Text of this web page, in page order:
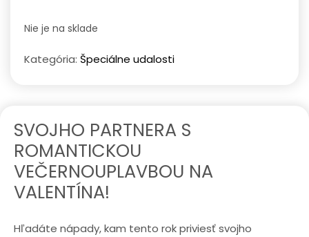
Nie je na sklade
Kategória: Špeciálne udalosti
SVOJHO PARTNERA S
ROMANTICKOU
VEČERNOUPLAVBOU NA
VALENTÍNA!
Hľadáte nápady, kam tento rok priviesť svojho